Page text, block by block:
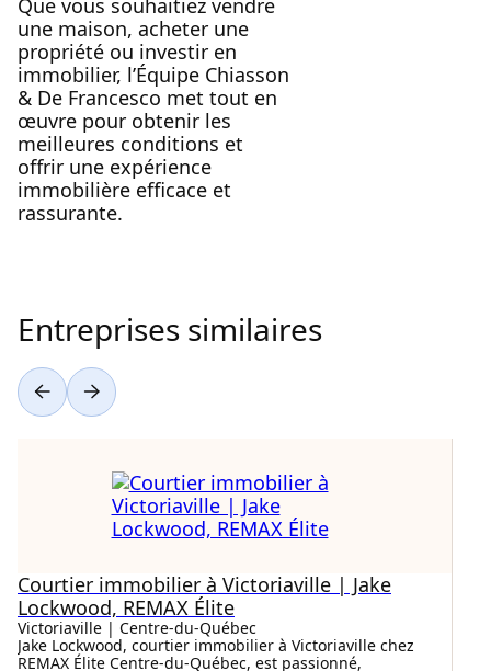
Que vous souhaitiez vendre
une maison, acheter une
propriété ou investir en
immobilier, l’Équipe Chiasson
& De Francesco met tout en
œuvre pour obtenir les
meilleures conditions et
offrir une expérience
immobilière efficace et
rassurante.
Entreprises similaires
Courtier immobilier à Victoriaville | Jake
Lockwood, REMAX Élite
Victoriaville | Centre‑du‑Québec
Jake Lockwood, courtier immobilier à Victoriaville chez
REMAX Élite Centre-du-Québec, est passionné,